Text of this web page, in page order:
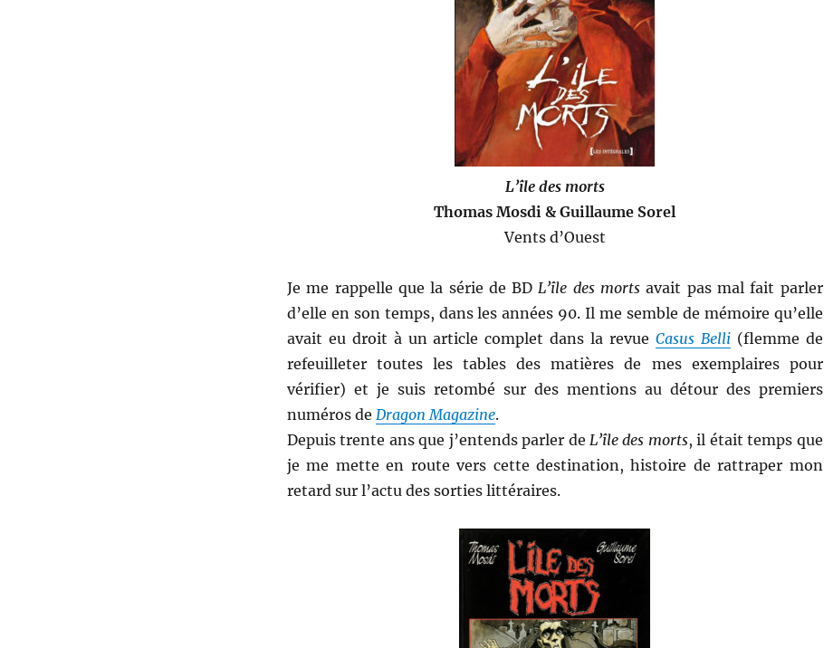
L’île des morts
Thomas Mosdi & Guillaume Sorel
Vents d’Ouest
Je me rappelle que la série de BDL’île des morts avait pas mal fait parler
d’elle en son temps, dans les années 90. Il me semble de mémoire qu’elle
avait eu droit à un article complet dans la revue Casus Belli(flemme de
refeuilleter toutes les tables des matières de mes exemplaires pour
vérifier) et je suis retombé sur des mentions au détour des premiers
numéros de Dragon Magazine.
Depuis trente ans que j’entends parler deL’île des morts, il était temps que
je me mette en route vers cette destination, histoire de rattraper mon
retard sur l’actu des sorties littéraires.